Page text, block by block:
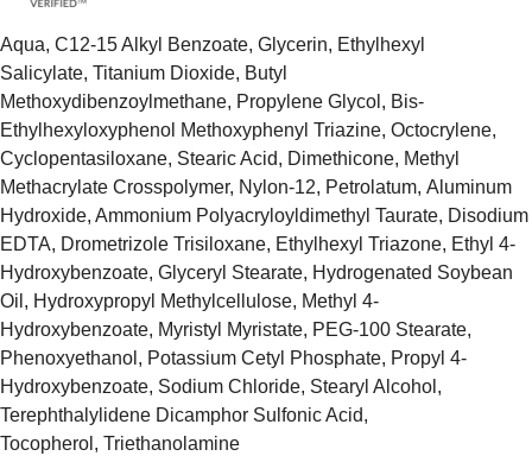
Aqua, C12-15 Alkyl Benzoate, Glycerin, Ethylhexyl
Salicylate, Titanium Dioxide, Butyl
Methoxydibenzoylmethane, Propylene Glycol, Bis-
Ethylhexyloxyphenol Methoxyphenyl Triazine, Octocrylene,
Cyclopentasiloxane, Stearic Acid, Dimethicone, Methyl
Methacrylate Crosspolymer, Nylon-12, Petrolatum, Aluminum
Hydroxide, Ammonium Polyacryloyldimethyl Taurate, Disodium
EDTA, Drometrizole Trisiloxane, Ethylhexyl Triazone, Ethyl 4-
Hydroxybenzoate, Glyceryl Stearate, Hydrogenated Soybean
Oil, Hydroxypropyl Methylcellulose, Methyl 4-
Hydroxybenzoate, Myristyl Myristate, PEG-100 Stearate,
Phenoxyethanol, Potassium Cetyl Phosphate, Propyl 4-
Hydroxybenzoate, Sodium Chloride, Stearyl Alcohol,
Terephthalylidene Dicamphor Sulfonic Acid,
Tocopherol, Triethanolamine